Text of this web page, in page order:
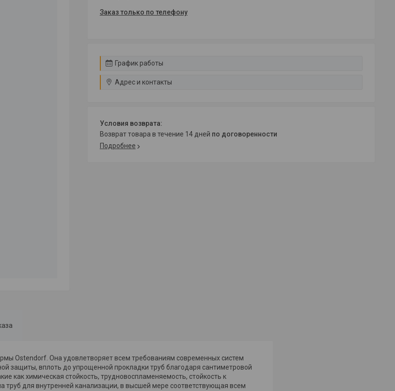
Заказ только по телефону
График работы
Адрес и контакты
возврат товара в течение 14 дней по договоренности
Подробнее
Ostendorf. Она удовлетворяет всем требованиям современных систем
защиты, вплоть до упрощенной прокладки труб благодаря сантиметровой
как химическая стойкость, трудновоспламеняемость, стойкость к
труб для внутренней канализации, в высшей мере соответствующая всем